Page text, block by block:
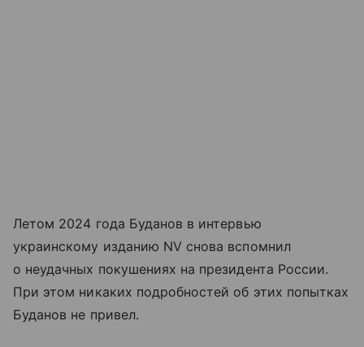
Летом 2024 года Буданов в интервью
украинскому изданию NV снова вспомнил
о неудачных покушениях на президента России.
При этом никаких подробностей об этих попытках
Буданов не привел.